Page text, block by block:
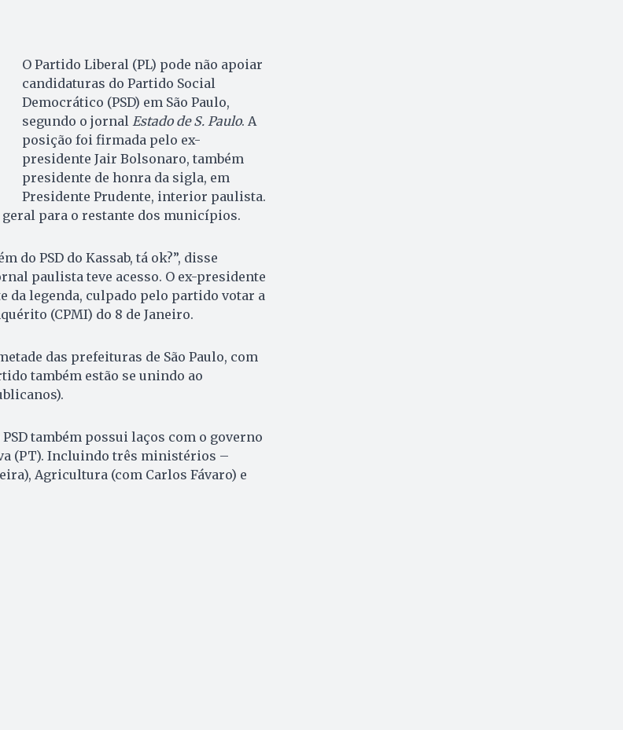
O Partido Liberal (PL) pode não apoiar
candidaturas do Partido Social
Democrático (PSD) em São Paulo,
segundo o jornal Estado de S. Paulo. A
posição foi firmada pelo ex-
presidente Jair Bolsonaro, também
presidente de honra da sigla, em
Presidente Prudente, interior paulista.
para o restante dos municípios.
do PSD do Kassab, tá ok?”, disse
paulista teve acesso. O ex-presidente
da legenda, culpado pelo partido votar a
(CPMI) do 8 de Janeiro.
das prefeituras de São Paulo, com
também estão se unindo ao
também possui laços com o governo
(PT). Incluindo três ministérios –
Agricultura (com Carlos Fávaro) e